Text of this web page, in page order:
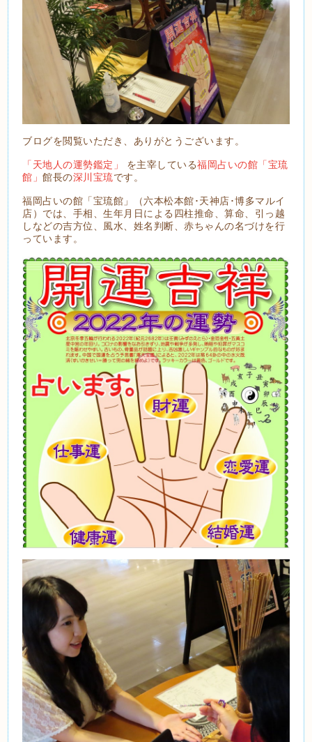
ブログを閲覧いただき、ありがとうございます。
「天地人の運勢鑑定」 を主宰している福岡占いの館「宝琉
館」館長の深川宝琉です。
福岡占いの館「宝琉館」（六本松本館･天神店･博多マルイ
店）では、手相、生年月日による四柱推命、算命、引っ越
しなどの吉方位、風水、姓名判断、赤ちゃんの名づけを行
っています。